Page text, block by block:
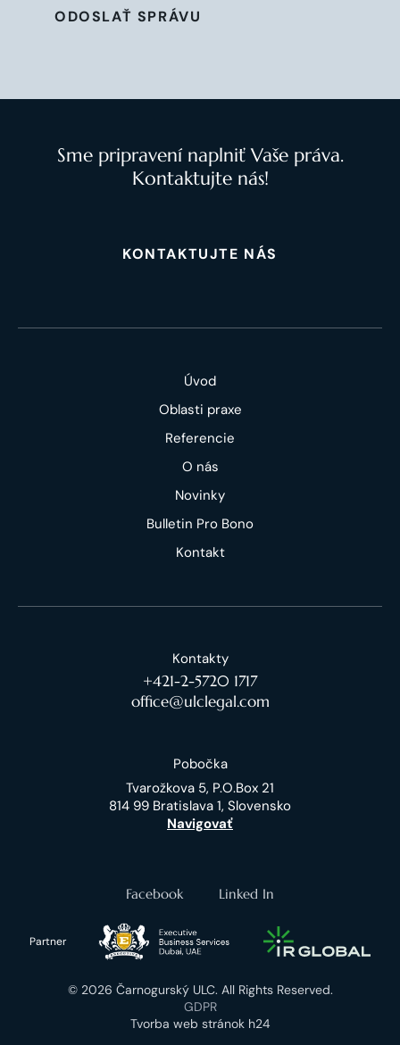
ODOSLAŤ SPRÁVU
Sme pripravení naplniť Vaše práva.
Kontaktujte nás!
KONTAKTUJTE NÁS
Úvod
Oblasti praxe
Referencie
O nás
Novinky
Bulletin Pro Bono
Kontakt
Kontakty
+421-2-5720 1717
office@ulclegal.com
Pobočka
Tvarožkova 5, P.O.Box 21
814 99 Bratislava 1, Slovensko
Navigovať
Facebook Linked In
Partner
© 2026 Čarnogurský ULC. All Rights Reserved.
GDPR
Tvorba web stránok h24